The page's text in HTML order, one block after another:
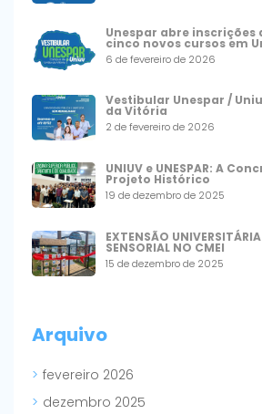
Unespar abre inscrições
cinco novos cursos em
6 de fevereiro de 2026
Vestibular Unespar /
da Vitória
2 de fevereiro de 2026
UNIUV e UNESPAR: A
Projeto Histórico
19 de dezembro de 2025
EXTENSÃO
SENSORIAL NO CMEI
15 de dezembro de 2025
Arquivo
fevereiro 2026
dezembro 2025